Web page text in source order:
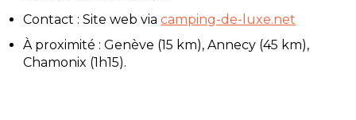
Contact : Site web viacamping-de-luxe.net
À proximité : Genève (15 km), Annecy (45 km),
Chamonix (1h15).